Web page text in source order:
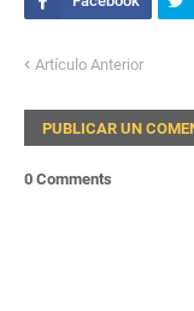
Artículo Anterior
PUBLICAR UN
0 Comments